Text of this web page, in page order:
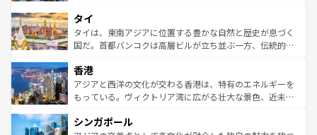
リティに包まれながら、韓国の多彩な魅力を心ゆくまで味
わってみてほしい。 なお、新着の韓国情報はコンテンツ一
覧を参照してほしい。
急速な発展と共に伝統が息づく。ハノイの古い町並みやホ
ーチミン市のフランス統治時代の建物も、独特の雰囲気を
醸し出している。また、バラエティの豊かさとおいしさで
とつ。フォーやバインミー、ベトナムコーヒーなどは、ぜ
ひ現地で味わいたい。どの地域を訪れてもあたたかい人々
が旅行者を迎えてくれるので、きっと忘れられない旅にな
参照してほしい。
タイ
タイは、東南アジアに位置する豊かな自然と歴史が息づく
国だ。首都バンコクは高層ビルが立ち並ぶ一方、伝統的な
の活気が交差している。北部ではチェンマイなどの山岳地
帯で自然と触れ合い、南部ではプーケットやクラビの美し
いビーチでリゾート気分を楽しむことができる。タイ料理
激する。気候は一年中温暖で、どの季節にも異なる楽しみ
香港
アジアと西洋の文化が交わる香港は、特有のエネルギーを
もっている。ヴィクトリア湾に広がる壮大な景色、近未来
み、どこを訪れても感動するはず。観光スポットが密集し
シンガポール